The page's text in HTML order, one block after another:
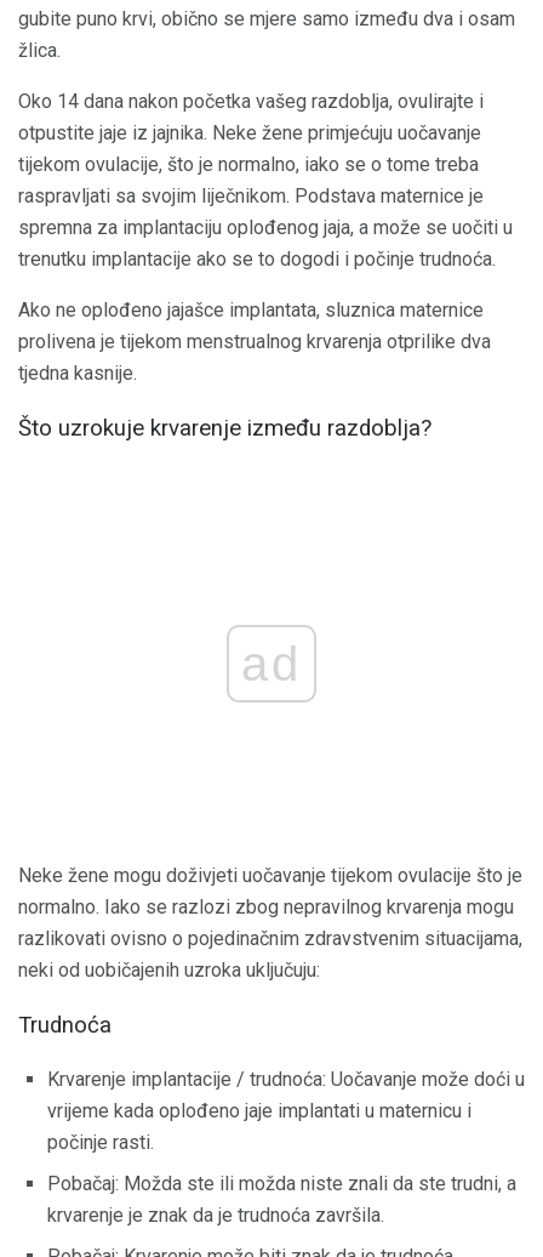
gubite puno krvi, obično se mjere samo između dva i osam
žlica.
Oko 14 dana nakon početka vašeg razdoblja, ovulirajte i
otpustite jaje iz jajnika. Neke žene primjećuju uočavanje
tijekom ovulacije, što je normalno, iako se o tome treba
raspravljati sa svojim liječnikom. Podstava maternice je
spremna za implantaciju oplođenog jaja, a može se uočiti u
trenutku implantacije ako se to dogodi i počinje trudnoća.
Ako ne oplođeno jajašce implantata, sluznica maternice
prolivena je tijekom menstrualnog krvarenja otprilike dva
tjedna kasnije.
Što uzrokuje krvarenje između razdoblja?
ad
Neke žene mogu doživjeti uočavanje tijekom ovulacije što je
normalno. Iako se razlozi zbog nepravilnog krvarenja mogu
razlikovati ovisno o pojedinačnim zdravstvenim situacijama,
neki od uobičajenih uzroka uključuju:
Trudnoća
Krvarenje implantacije / trudnoća: Uočavanje može doći u
vrijeme kada oplođeno jaje implantati u maternicu i
počinje rasti.
Pobačaj: Možda ste ili možda niste znali da ste trudni, a
krvarenje je znak da je trudnoća završila.